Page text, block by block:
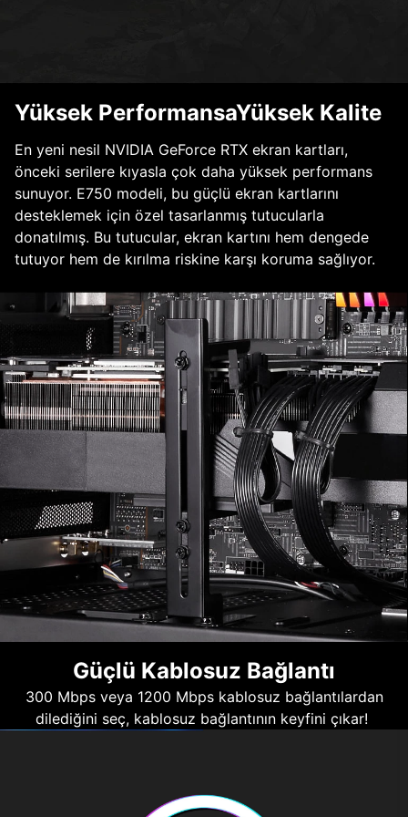
Yüksek PerformansaYüksek Kalite
En yeni nesil NVIDIA GeForce RTX ekran kartları,
önceki serilere kıyasla çok daha yüksek performans
sunuyor. E750 modeli, bu güçlü ekran kartlarını
desteklemek için özel tasarlanmış tutucularla
donatılmış. Bu tutucular, ekran kartını hem dengede
tutuyor hem de kırılma riskine karşı koruma sağlıyor.
Güçlü Kablosuz Bağlantı
300 Mbps veya 1200 Mbps kablosuz bağlantılardan
dilediğini seç, kablosuz bağlantının keyfini çıkar!